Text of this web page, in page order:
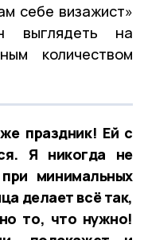
себе визажист»
выглядеть на
количеством
праздник! Ей с
Я никогда не
минимальных
делает всё так,
то, что нужно!